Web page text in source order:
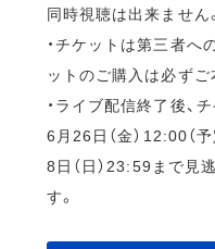
同時視聴は出来ません。
・チケットは第三者へ
ットのご購入は必ずご
・ライブ配信終了後、
6月26日（金）12:00（
8日（日）23:59まで見
す。